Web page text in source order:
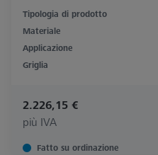
Tipologia di prodotto
Materiale
Applicazione
Griglia
2.226,15 €
più IVA
Fatto su ordinazione